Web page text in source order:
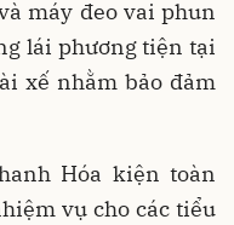
máy đeo vai phun
lái phương tiện tại
xế nhằm bảo đảm
Hóa kiện toàn
vụ cho các tiểu